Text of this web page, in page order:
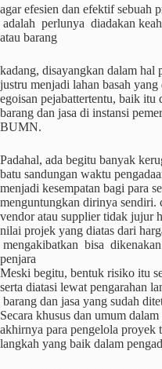
agar efesien dan efektif sebuah
adalah perlunya diadakan
atau barang
kadang, disayangkan dalam hal
justru menjadi lahan basah
egoisan pejabattertentu, baik itu
barang dan jasa di instansi
BUMN.
Padahal, ada begitu banyak
batu sandungan waktu
menjadi kesempatan bagi para
menguntungkan dirinya
vendor atau supplier tidak jujur
nilai projek yang diatas dari
mengakibatkan bisa
penjara
Meski begitu, bentuk risiko itu
serta diatasi lewat pengarahan
barang dan jasa yang sudah
Secara khusus dan umum
akhirnya para pengelola proyek
langkah yang baik dalam